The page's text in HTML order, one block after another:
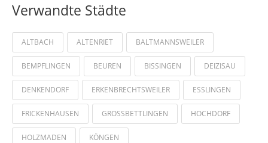
Verwandte Städte
ALTBACH ALTENRIET BALTMANNSWEILER
BEMPFLINGEN BEUREN BISSINGEN DEIZISAU
DENKENDORF ERKENBRECHTSWEILER ESSLINGEN
FRICKENHAUSEN GROSSBETTLINGEN HOCHDORF
HOLZMADEN KÖNGEN